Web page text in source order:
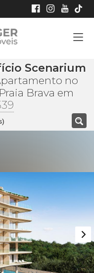
Scenarium
no
Brava em